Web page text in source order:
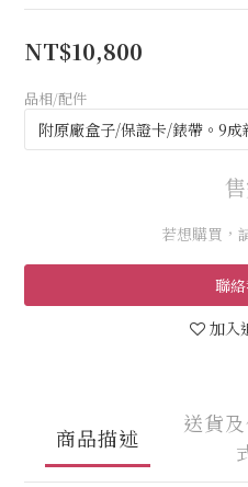
NT$10,800
品相/配件
若想購買，
聯
加入
商品描述
送貨